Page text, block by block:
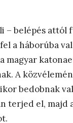
– belépés
a háborúba
magyar
A
bedobnak
terjed el,